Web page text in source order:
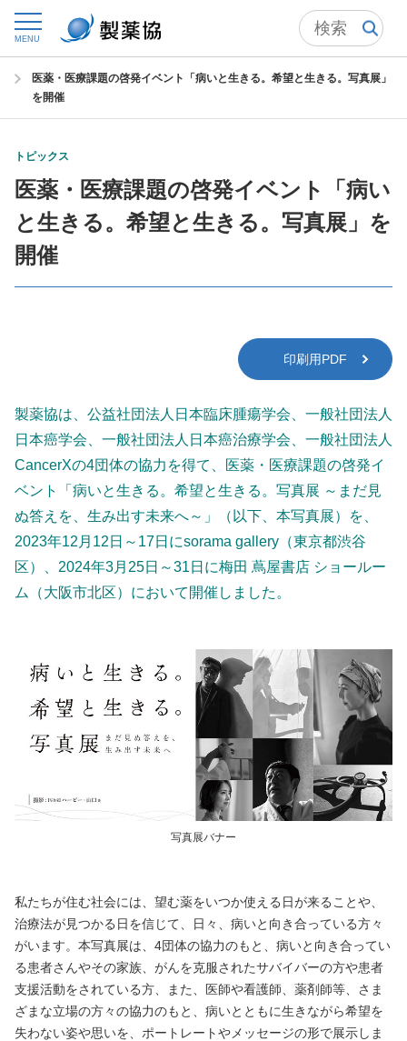
MENU
トップ ニュースルーム 製薬協ニューズレター
医薬・医療課題の啓発イベント「病いと生きる。希望と生きる。写真展」
を開催
トピックス
医薬・医療課題の啓発イベント「病い
と生きる。希望と生きる。写真展」を
開催
印刷用PDF
製薬協は、公益社団法人日本臨床腫瘍学会、一般社団法人
日本癌学会、一般社団法人日本癌治療学会、一般社団法人
CancerXの4団体の協力を得て、医薬・医療課題の啓発イ
ベント「病いと生きる。希望と生きる。写真展 ～まだ見
ぬ答えを、生み出す未来へ～」（以下、本写真展）を、
2023年12月12日～17日にsorama gallery（東京都渋谷
区）、2024年3月25日～31日に梅田 蔦屋書店 ショールー
ム（大阪市北区）において開催しました。
写真展バナー
私たちが住む社会には、望む薬をいつか使える日が来ることや、
治療法が見つかる日を信じて、日々、病いと向き合っている方々
がいます。本写真展は、4団体の協力のもと、病いと向き合ってい
る患者さんやその家族、がんを克服されたサバイバーの方や患者
支援活動をされている方、また、医師や看護師、薬剤師等、さま
ざまな立場の方々の協力のもと、病いとともに生きながら希望を
失わない姿や思いを、ポートレートやメッセージの形で展示しま